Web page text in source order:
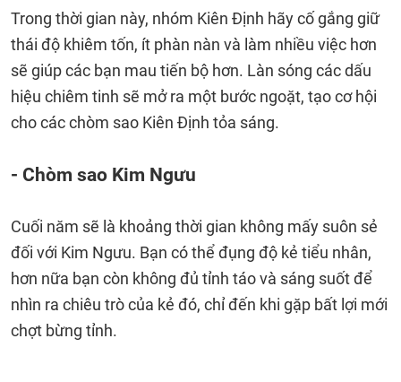
Trong thời gian này, nhóm Kiên Định hãy cố gắng giữ
thái độ khiêm tốn, ít phàn nàn và làm nhiều việc hơn
sẽ giúp các bạn mau tiến bộ hơn. Làn sóng các dấu
hiệu chiêm tinh sẽ mở ra một bước ngoặt, tạo cơ hội
cho các chòm sao Kiên Định tỏa sáng.
- Chòm sao Kim Ngưu
Cuối năm sẽ là khoảng thời gian không mấy suôn sẻ
đối với Kim Ngưu. Bạn có thể đụng độ kẻ tiểu nhân,
hơn nữa bạn còn không đủ tỉnh táo và sáng suốt để
nhìn ra chiêu trò của kẻ đó, chỉ đến khi gặp bất lợi mới
chợt bừng tỉnh.